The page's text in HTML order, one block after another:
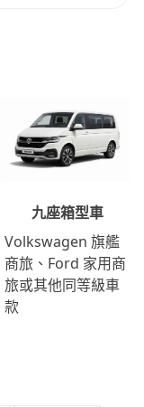
九座箱型車
Volkswagen 旗艦
商旅、Ford 家用商
旅或其他同等級車
款